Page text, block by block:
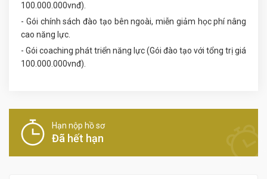
100.000.000vnđ).
- Gói chính sách đào tạo bên ngoài, miễn giảm học phí nâng
cao năng lực.
- Gói coaching phát triển năng lực (Gói đào tạo với tổng trị giá
100.000.000vnđ).
Hạn nộp hồ sơ
Đã hết hạn